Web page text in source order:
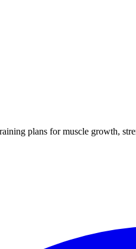
plans for muscle growth,